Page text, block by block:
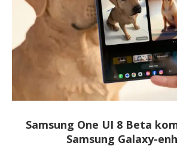
Samsung One UI 8 Beta
Samsung Galaxy-